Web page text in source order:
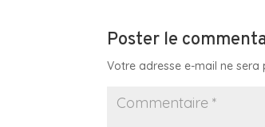
Poster le
Votre adresse e-mail ne sera